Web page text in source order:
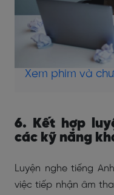
Xem phim và
6. Kết hợp
các kỹ năng
Luyện nghe tiếng
việc tiếp nhận âm